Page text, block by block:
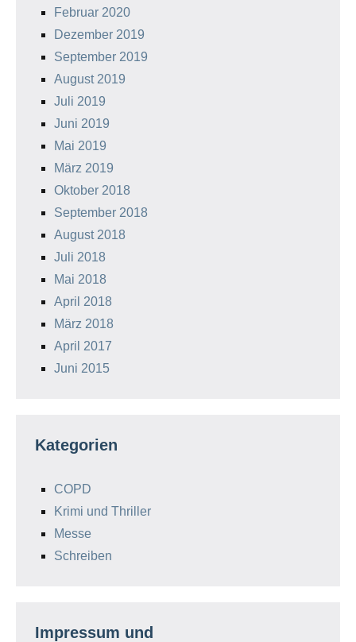
Februar 2020
Dezember 2019
September 2019
August 2019
Juli 2019
Juni 2019
Mai 2019
März 2019
Oktober 2018
September 2018
August 2018
Juli 2018
Mai 2018
April 2018
März 2018
April 2017
Juni 2015
Kategorien
COPD
Krimi und Thriller
Messe
Schreiben
Impressum und